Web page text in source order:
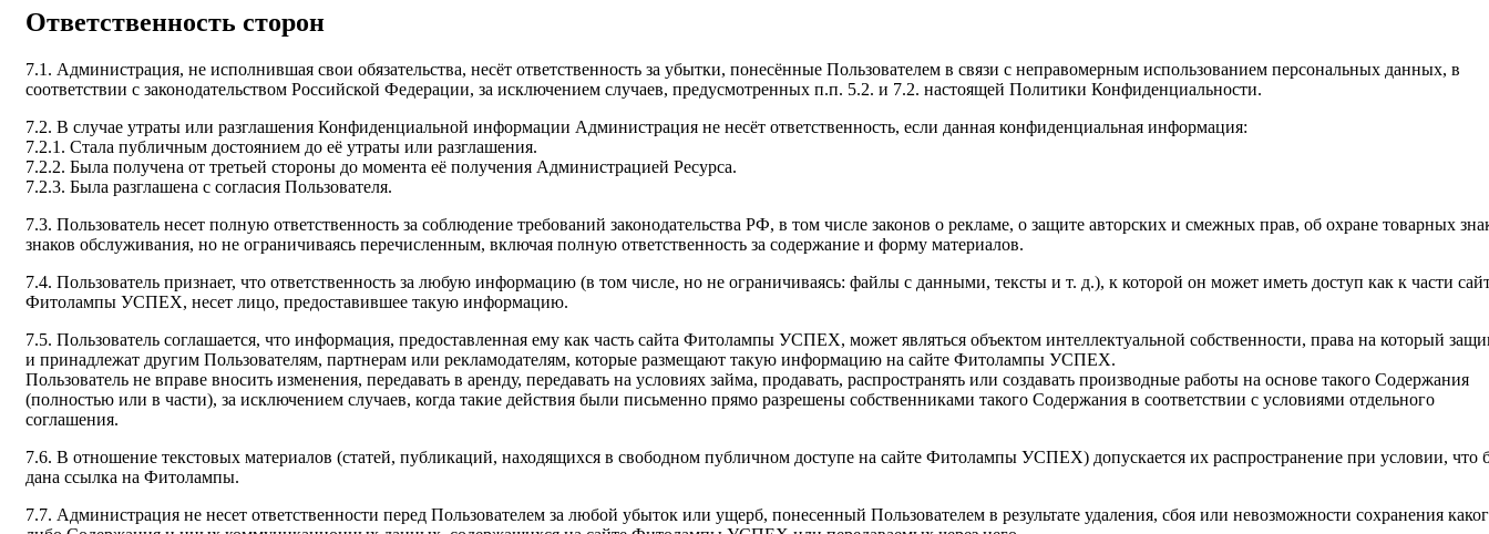
Ответственность сторон
7.1. Администрация, не исполнившая свои обязательства, несёт ответственность за убытки, понесённые Пользователем в связи с неправомерным использованием персональных данных, в
соответствии с законодательством Российской Федерации, за исключением случаев, предусмотренных п.п. 5.2. и 7.2. настоящей Политики Конфиденциальности.
7.2. В случае утраты или разглашения Конфиденциальной информации Администрация не несёт ответственность, если данная конфиденциальная информация:
7.2.1. Стала публичным достоянием до её утраты или разглашения.
7.2.2. Была получена от третьей стороны до момента её получения Администрацией Ресурса.
7.2.3. Была разглашена с согласия Пользователя.
7.3. Пользователь несет полную ответственность за соблюдение требований законодательства РФ, в том числе законов о рекламе, о защите авторских и смежных прав, об охране товарных
знаков обслуживания, но не ограничиваясь перечисленным, включая полную ответственность за содержание и форму материалов.
7.4. Пользователь признает, что ответственность за любую информацию (в том числе, но не ограничиваясь: файлы с данными, тексты и т. д.), к которой он может иметь доступ как к части
Фитолампы УСПЕХ, несет лицо, предоставившее такую информацию.
7.5. Пользователь соглашается, что информация, предоставленная ему как часть сайта Фитолампы УСПЕХ, может являться объектом интеллектуальной собственности, права на который
и принадлежат другим Пользователям, партнерам или рекламодателям, которые размещают такую информацию на сайте Фитолампы УСПЕХ.
Пользователь не вправе вносить изменения, передавать в аренду, передавать на условиях займа, продавать, распространять или создавать производные работы на основе такого Содержания
(полностью или в части), за исключением случаев, когда такие действия были письменно прямо разрешены собственниками такого Содержания в соответствии с условиями отдельного
соглашения.
7.6. В отношение текстовых материалов (статей, публикаций, находящихся в свободном публичном доступе на сайте Фитолампы УСПЕХ) допускается их распространение при условии, что
дана ссылка на Фитолампы.
7.7. Администрация не несет ответственности перед Пользователем за любой убыток или ущерб, понесенный Пользователем в результате удаления, сбоя или невозможности сохранения